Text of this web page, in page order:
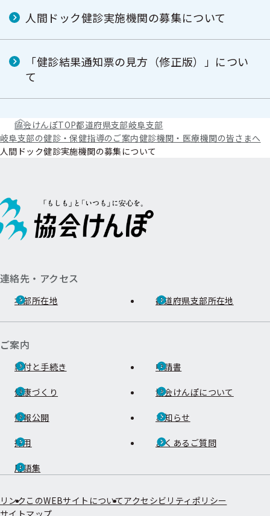
人間ドック健診実施機関の募集について
「健診結果通知票の見方（修正版）」につい
て
協会けんぽTOP都道府県支部岐阜支部
岐阜支部の健診・保健指導のご案内健診機関・医療機関の皆さまへ
人間ドック健診実施機関の募集について
連絡先・アクセス
本部所在地 都道府県支部所在地
ご案内
給付と手続き 申請書
健康づくり 協会けんぽについて
情報公開 お知らせ
採用 よくあるご質問
用語集
リンク このWEBサイトについてアクセシビリティポリシー
サイトマップ